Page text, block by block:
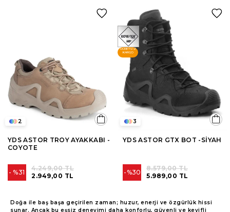
YDS ASTOR TROY AYAKKABI -
COYOTE
%31 2.949,00 TL
4.249,00 TL
2
YDS ASTOR GTX BOT -SİYAH
%30 5.989,00 TL
8.579,00 TL
3
ÜCRETSIZ
KARGO
Doğa ile baş başa geçirilen zaman; huzur, enerji ve özgürlük hissi
sunar. Ancak bu eşsiz deneyimi daha konforlu, güvenli ve keyifli